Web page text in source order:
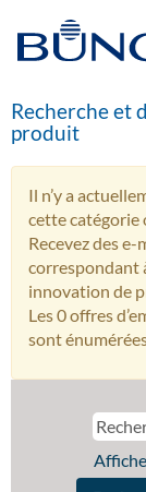
Recherche et
produit
Il n’y a
cette catégorie
Recevez des
correspondant
innovation de
Les 0 offres
sont